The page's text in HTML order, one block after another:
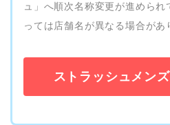
ュ」へ順次名称変更が進められ
っては店舗名が異なる場合があ
ストラッシュメン